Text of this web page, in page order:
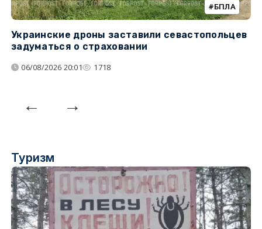
БПЛА
Украинские дроны заставили севастопольцев
задуматься о страховании
06/08/2026 20:01 1718
Туризм